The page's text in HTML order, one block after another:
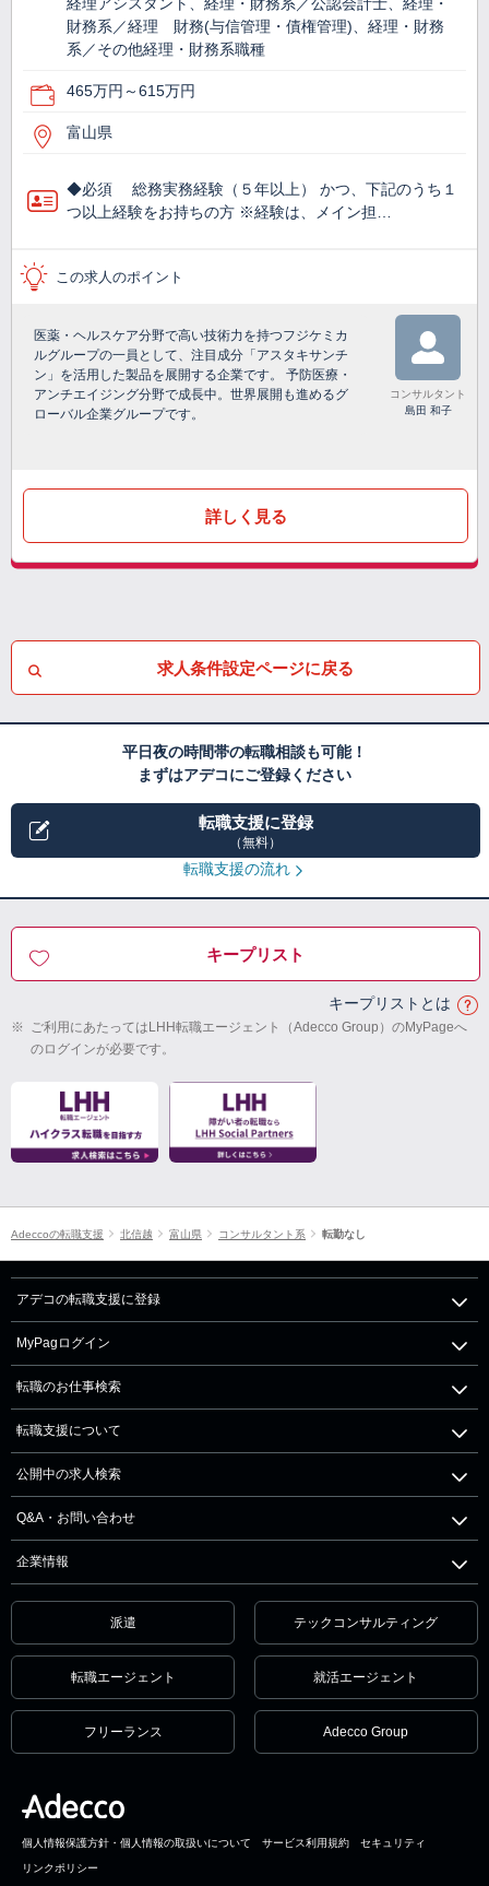
経理アシスタント、経理・財務系／公認会計士、経理・
財務系／経理 財務(与信管理・債権管理)、経理・財務
系／その他経理・財務系職種
465万円～615万円
富山県
◆必須 総務実務経験（５年以上） かつ、下記のうち１
つ以上経験をお持ちの方 ※経験は、メイン担…
この求人のポイント
医薬・ヘルスケア分野で高い技術力を持つフジケミカ
ルグループの一員として、注目成分「アスタキサンチ
ン」を活用した製品を展開する企業です。 予防医療・
アンチエイジング分野で成長中。世界展開も進めるグ
ローバル企業グループです。
コンサルタント
島田 和子
詳しく見る
求人条件設定ページに戻る
平日夜の時間帯の転職相談も可能！
まずはアデコにご登録ください
転職支援に登録
（無料）
転職支援の流れ
キープリスト
キープリストとは
※ ご利用にあたってはLHH転職エージェント（Adecco Group）のMyPageへ
のログインが必要です。
Adeccoの転職支援 北信越 富山県 コンサルタント系 転勤なし
アデコの転職支援に登録
MyPagログイン
転職のお仕事検索
転職支援について
公開中の求人検索
Q&A・お問い合わせ
企業情報
派遣 テックコンサルティング
転職エージェント 就活エージェント
フリーランス Adecco Group
個人情報保護方針・個人情報の取扱いについて サービス利用規約 セキュリティ
リンクポリシー